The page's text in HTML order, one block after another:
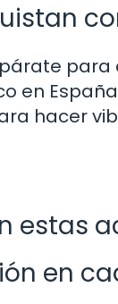
en
hacer
estas
en